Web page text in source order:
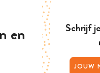
en
Schrijf